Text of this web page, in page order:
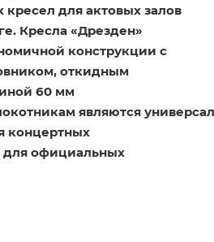
кресел для актовых залов
Кресла «Дрезден»
конструкции с
откидным
60 мм
являются
концертных
для официальных